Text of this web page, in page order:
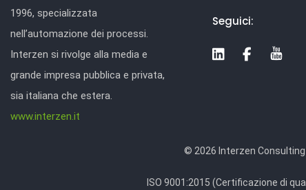
1996, specializzata
nell’automazione dei processi.
Interzen si rivolge alla media e
grande impresa pubblica e privata,
sia italiana che estera.
www.interzen.it
Seguici:
© 2026 Interzen
ISO 9001:2015 (Certificazione di